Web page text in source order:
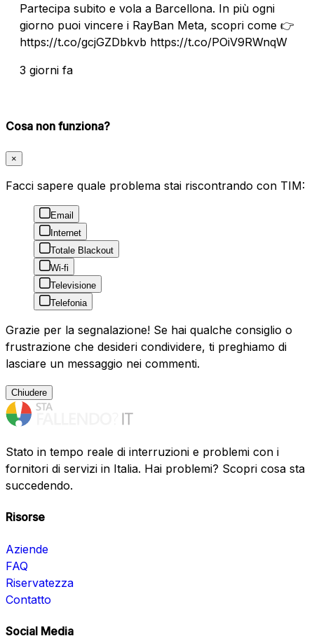
Partecipa subito e vola a Barcellona. In più ogni
giorno puoi vincere i RayBan Meta, scopri come 👉
https://t.co/gcjGZDbkvb https://t.co/POiV9RWnqW
3 giorni fa
Cosa non funziona?
×
Facci sapere quale problema stai riscontrando con TIM:
Email
Internet
Totale Blackout
Wi-fi
Televisione
Telefonia
Grazie per la segnalazione! Se hai qualche consiglio o
frustrazione che desideri condividere, ti preghiamo di
lasciare un messaggio nei commenti.
Chiudere
Stato in tempo reale di interruzioni e problemi con i
fornitori di servizi in Italia. Hai problemi? Scopri cosa sta
succedendo.
Risorse
Aziende
FAQ
Riservatezza
Contatto
Social Media